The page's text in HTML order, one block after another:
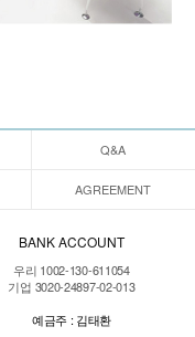
Q&A
AGREEMENT
BANK ACCOUNT
우리 1002-130-611054
기업 3020-24897-02-013
예금주 : 김태환